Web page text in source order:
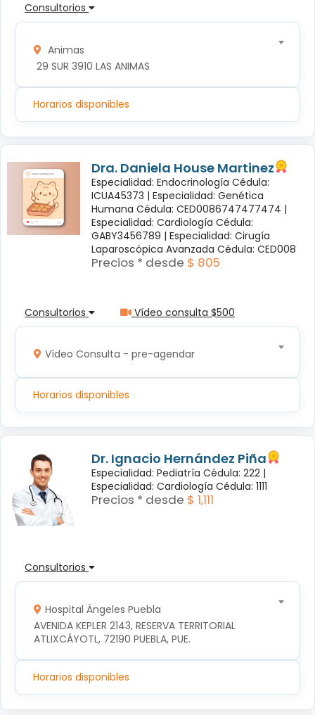
Consultorios
Animas
29 SUR 3910 LAS ANIMAS
Horarios disponibles
Dra. Daniela House Martinez
Especialidad: Endocrinología Cédula:
ICUA45373 | Especialidad: Genética
Humana Cédula: CED0086747477474 |
Especialidad: Cardiología Cédula:
GABY3456789 | Especialidad: Cirugía
Laparoscópica Avanzada Cédula: CED008
Precios * desde $ 805
Consultorios Vídeo consulta $500
Vídeo Consulta - pre-agendar
Horarios disponibles
Dr. Ignacio Hernández Piña
Especialidad: Pediatría Cédula: 222 |
Especialidad: Cardiología Cédula: 1111
Precios * desde $ 1,111
Consultorios
Hospital Ángeles Puebla
AVENIDA KEPLER 2143, RESERVA TERRITORIAL
ATLIXCÁYOTL, 72190 PUEBLA, PUE.
Horarios disponibles